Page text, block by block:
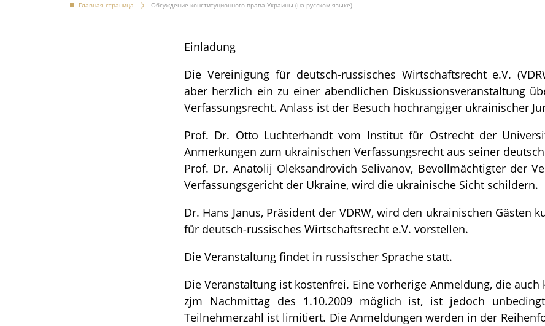
Главная страница Обсуждение конституционного права Украины (на русском языке)
Einladung
Die Vereinigung für deutsch-russisches Wirtschaftsrecht e.V.
aber herzlich ein zu einer abendlichen Diskussionsveranstaltung
Verfassungsrecht. Anlass ist der Besuch hochrangiger ukrainischer
Prof. Dr. Otto Luchterhandt vom Institut für Ostrecht der
Anmerkungen zum ukrainischen Verfassungsrecht aus seiner
Prof. Dr. Anatolij Oleksandrovich Selivanov, Bevollmächtigter der
Verfassungsgericht der Ukraine, wird die ukrainische Sicht schildern.
Dr. Hans Janus, Präsident der VDRW, wird den ukrainischen Gästen
für deutsch-russisches Wirtschaftsrecht e.V. vorstellen.
Die Veranstaltung findet in russischer Sprache statt.
Die Veranstaltung ist kostenfrei. Eine vorherige Anmeldung, die
zjm Nachmittag des 1.10.2009 möglich ist, ist jedoch
Teilnehmerzahl ist limitiert. Die Anmeldungen werden in der